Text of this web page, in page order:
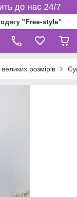
до нас 24/7
"Free-style"
розмірів